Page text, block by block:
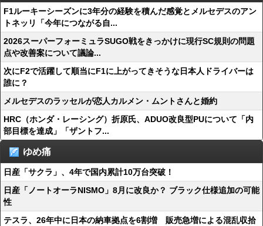
F1ルーキーシーズンに3年分の経験を積んだ感覚とメルセデスのアン
トネッリ「今年につながる自...
2026スーパーフォーミュラSUGO戦をきっかけに現行SC規則の問題
点や改善案について議論...
次にF2で活躍して順当にF1に上がってきそうな日本人ドライバーは
誰に？
メルセデスのラッセルが恋人カルメン・ムントさんと婚約
HRC（ホンダ・レーシング）折原氏、ADUO改良型PUについて「内
部目標を達成」「ザントフ...
ゆめ痛
日産「サクラ」、4年で国内累計10万台突破！
日産「ノートオーラNISMO」8月に改良か？ ブラック仕様追加の可能
性
テスラ、26年中に日本の納車拠点を6割増 販売急増による混乱収拾